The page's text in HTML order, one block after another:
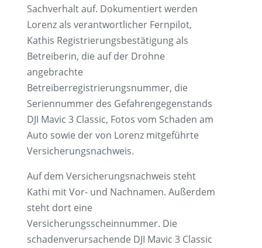
Sachverhalt auf. Dokumentiert werden
Lorenz als verantwortlicher Fernpilot,
Kathis Registrierungsbestätigung als
Betreiberin, die auf der Drohne
angebrachte
Betreiberregistrierungsnummer, die
Seriennummer des Gefahrengegenstands
DJI Mavic 3 Classic, Fotos vom Schaden am
Auto sowie der von Lorenz mitgeführte
Versicherungsnachweis.
Auf dem Versicherungsnachweis steht
Kathi mit Vor- und Nachnamen. Außerdem
steht dort eine
Versicherungsscheinnummer. Die
schadenverursachende DJI Mavic 3 Classic